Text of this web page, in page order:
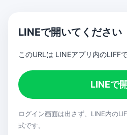
LINEで開いてください
このURLは LINEアプリ内のLIFF
LINEで
ログイン画面は出さず、LINE内の
式です。